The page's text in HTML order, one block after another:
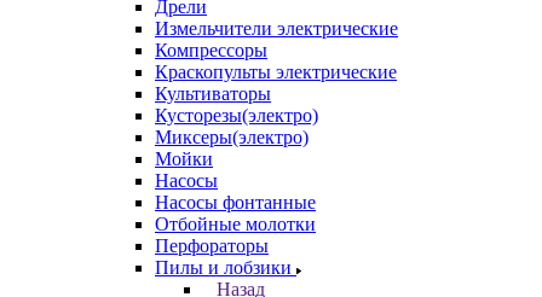
Дрели
Измельчители электрические
Компрессоры
Краскопульты электрические
Культиваторы
Кусторезы(электро)
Миксеры(электро)
Мойки
Насосы
Насосы фонтанные
Отбойные молотки
Перфораторы
Пилы и лобзики
Назад